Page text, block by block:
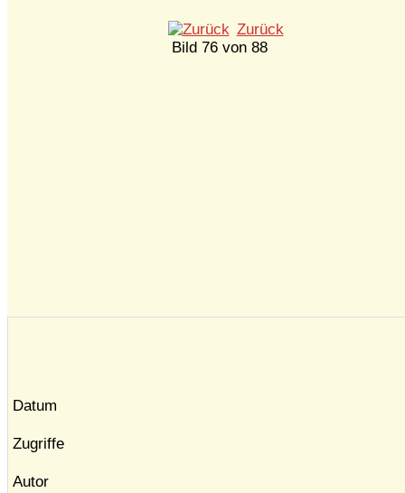
Zurück
Bild 76 von 88
Datum
Zugriffe
Autor